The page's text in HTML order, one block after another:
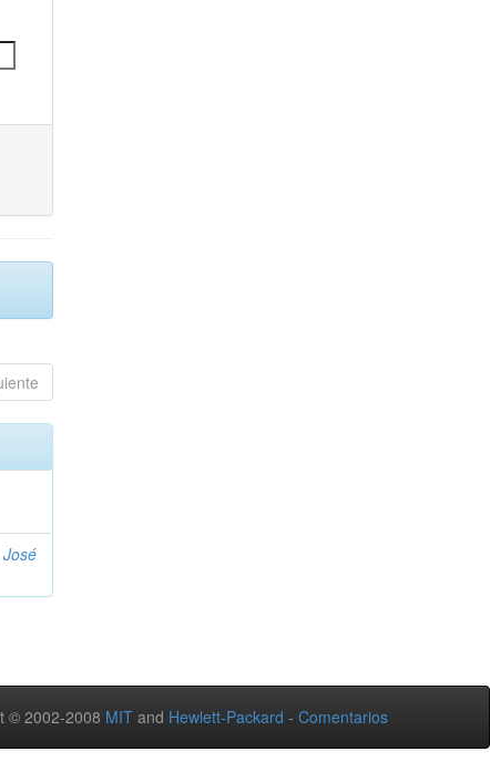
© 2002-2008 MIT and Hewlett-Packard - Comentarios